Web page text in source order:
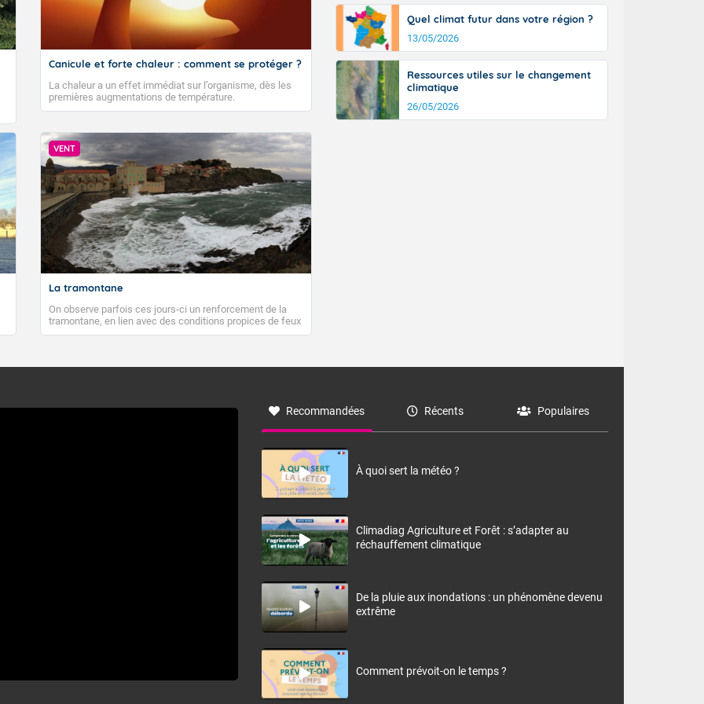
Canicule et forte chaleur : comment se protéger ?
La chaleur a un effet immédiat sur l’organisme, dès les
premières augmentations de température.
VENT
La tramontane
On observe parfois ces jours-ci un renforcement de la
tramontane, en lien avec des conditions propices de feux
de forêt. Mais qu'est-ce que la tramontane ? Quelles sont
à nord-ouest, dans un secteur qui part du Roussillon à la
monts, en allusion aux régions montagneuses d’où
Quel climat futur dans votre région ?
13/05/2026
Ressources utiles sur le changement
climatique
26/05/2026
Recommandées Récents Populaires
À quoi sert la météo ?
Climadiag Agriculture et Forêt : s’adapter au
réchauffement climatique
De la pluie aux inondations : un phénomène devenu
extrême
Comment prévoit-on le temps ?